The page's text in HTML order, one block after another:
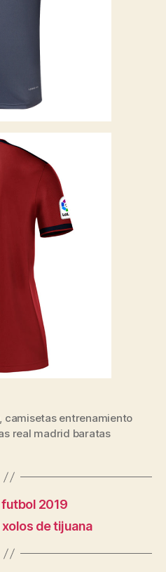
, camisetas entrenamiento
real madrid baratas
2019
de tijuana